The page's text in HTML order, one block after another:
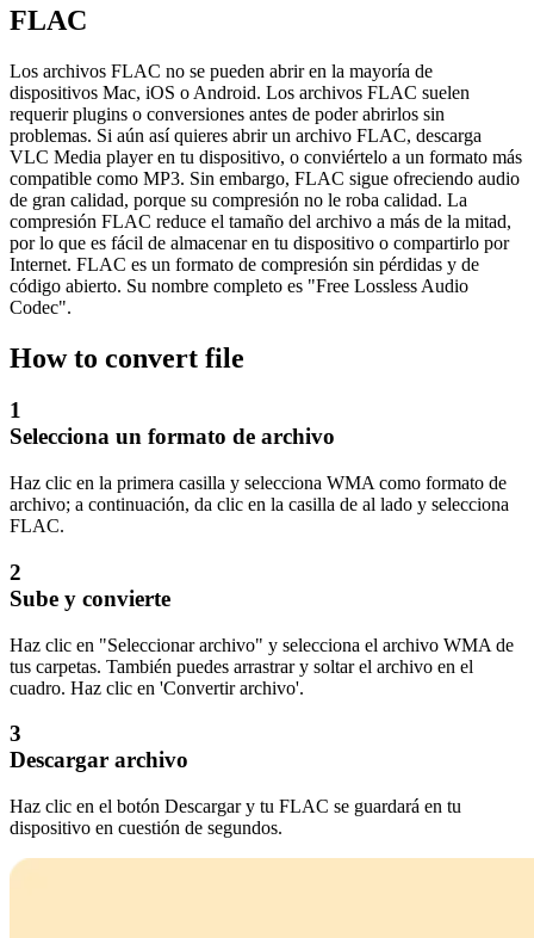
FLAC
Los archivos FLAC no se pueden abrir en la mayoría de
dispositivos Mac, iOS o Android. Los archivos FLAC suelen
requerir plugins o conversiones antes de poder abrirlos sin
problemas. Si aún así quieres abrir un archivo FLAC, descarga
VLC Media player en tu dispositivo, o conviértelo a un formato más
compatible como MP3. Sin embargo, FLAC sigue ofreciendo audio
de gran calidad, porque su compresión no le roba calidad. La
compresión FLAC reduce el tamaño del archivo a más de la mitad,
por lo que es fácil de almacenar en tu dispositivo o compartirlo por
Internet. FLAC es un formato de compresión sin pérdidas y de
código abierto. Su nombre completo es "Free Lossless Audio
Codec".
How to convert file
1
Selecciona un formato de archivo
Haz clic en la primera casilla y selecciona WMA como formato de
archivo; a continuación, da clic en la casilla de al lado y selecciona
FLAC.
2
Sube y convierte
Haz clic en "Seleccionar archivo" y selecciona el archivo WMA de
tus carpetas. También puedes arrastrar y soltar el archivo en el
cuadro. Haz clic en 'Convertir archivo'.
3
Descargar archivo
Haz clic en el botón Descargar y tu FLAC se guardará en tu
dispositivo en cuestión de segundos.